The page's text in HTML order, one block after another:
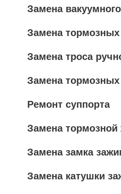
Замена
Замена
Замена троса
Замена
Ремонт суппорта
Замена тормозной
Замена замка
Замена катушки